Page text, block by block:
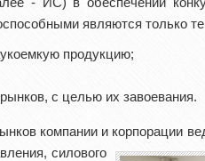
являются только
продукцию;
с целью их завоевания.
компании и корпорации
силового